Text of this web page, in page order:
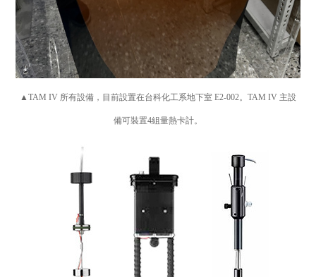
▲TAM IV 所有設備，目前設置在台科化工系地下室 E2-002。TAM IV 主設
備可裝置4組量熱卡計。